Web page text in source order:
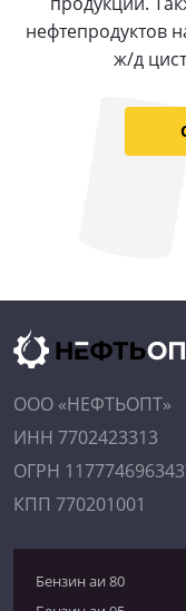
нефтепродуктов
ж/д
ООО «НЕФТЬОПТ»
ИНН 7702423313
ОГРН
КПП 770201001
Бензин аи 80